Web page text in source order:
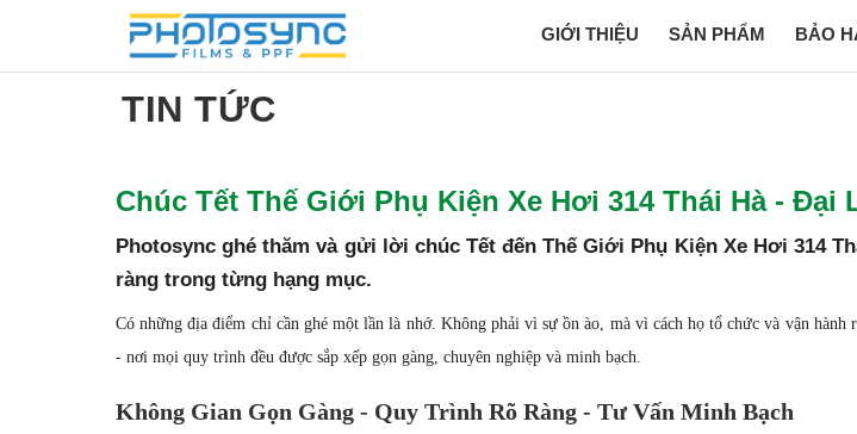
GIỚI THIỆU SẢN PHẨM BẢO
TIN TỨC
Chúc Tết Thế Giới Phụ Kiện Xe Hơi 314 Thái Hà -
Photosync ghé thăm và gửi lời chúc Tết đến Thế Giới Phụ Kiện Xe Hơi 314
ràng trong từng hạng mục.
Có những địa điểm chỉ cần ghé một lần là nhớ. Không phải vì sự ồn ào, mà vì cách họ tổ chức và vận hành
- nơi mọi quy trình đều được sắp xếp gọn gàng, chuyên nghiệp và minh bạch.
Không Gian Gọn Gàng - Quy Trình Rõ Ràng - Tư Vấn Minh Bạch